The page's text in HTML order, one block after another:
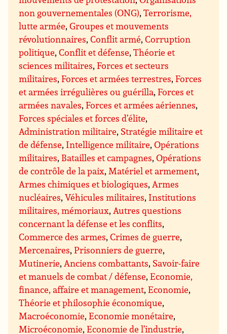
non gouvernementales (ONG),Terrorisme,
lutte armée,Groupes et mouvements
révolutionnaires,Conflit armé,Corruption
politique,Conflit et défense,Théorie et
sciences militaires,Forces et secteurs
militaires,Forces et armées terrestres,Forces
et armées irrégulières ou guérilla,Forces et
armées navales,Forces et armées aériennes,
Forces spéciales et forces d’élite,
Administration militaire, Stratégie militaire et
de défense, Intelligence militaire,Opérations
militaires, Batailles et campagnes,Opérations
de contrôle de la paix,Matériel et armement,
Armes chimiques et biologiques,Armes
nucléaires,Véhicules militaires, Institutions
militaires, mémoriaux,Autres questions
concernant la défense et les conflits,
Commerce des armes,Crimes de guerre,
Mercenaires,Prisonniers de guerre,
Mutinerie,Anciens combattants, Savoir-faire
et manuels de combat / défense,Economie,
finance, affaire et management,Economie,
Théorie et philosophie économique,
Macroéconomie,Economie monétaire,
Microéconomie,Economie de l’industrie,